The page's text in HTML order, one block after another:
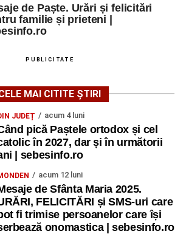
artelor”– salon literar și întâlnire
organizat alături de artiști locali.
cinematografică:
Antonio Vivaldi (rating N-15).
26 AUGUST 2026
orașului
din Răhău: activități recreative pentru
Școlii „M. Kogălniceanu”: activități
de Paște. Urări și felicitări
familie și prieteni |
PUBLICITATE
MAI CITITE ȘTIRI
JUDEȚ acum 4 luni
pică Paștele ortodox și cel
în 2027, dar și în următorii
| sebesinfo.ro
acum 12 luni
de Sfânta Maria 2025.
FELICITĂRI și SMS-uri care
fi trimise persoanelor care își
onomastica | sebesinfo.ro